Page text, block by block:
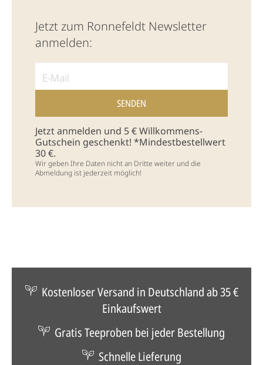
Jetzt zum Ronnefeldt Newsletter
anmelden:
Jetzt anmelden und 5 € Willkommens-
Gutschein geschenkt! *Mindestbestellwert
30 €.
Wir geben Ihre Daten nicht an Dritte weiter und die
Abmeldung ist jederzeit möglich!
Kostenloser Versand in Deutschland ab 35 €
Einkaufswert
Gratis Teeproben bei jeder Bestellung
Schnelle Lieferung